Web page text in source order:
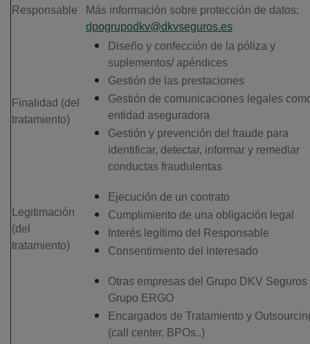
Responsable
Más información sobre protección de datos:
dpogrupodkv@dkvseguros.es
Finalidad (del
tratamiento)
Diseño y confección de la póliza y
suplementos/ apéndices
Gestión de las prestaciones
Gestión de comunicaciones legales
entidad aseguradora
Gestión y prevención del fraude para
identificar, detectar, informar y remediar
conductas fraudulentas
Legitimación
(del
tratamiento)
Ejecución de un contrato
Cumplimiento de una obligación legal
Interés legítimo del Responsable
Consentimiento del interesado
Otras empresas del Grupo DKV Seguros
Grupo ERGO
Encargados de Tratamiento y
(call center, BPOs..)